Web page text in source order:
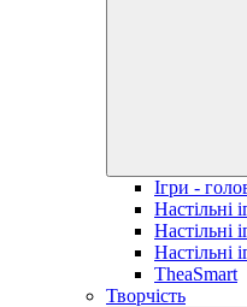
Ігри -
Настільні
Настільні
Настільні
TheaSmart
Творчість